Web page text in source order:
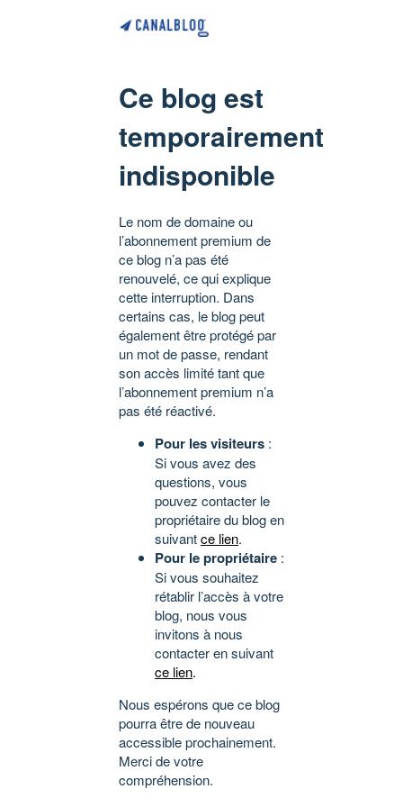
Ce blog est
temporairement
indisponible
Le nom de domaine ou
l’abonnement premium de
ce blog n’a pas été
renouvelé, ce qui explique
cette interruption. Dans
certains cas, le blog peut
également être protégé par
un mot de passe, rendant
son accès limité tant que
l’abonnement premium n’a
pas été réactivé.
Pour les visiteurs :
Si vous avez des
questions, vous
pouvez contacter le
propriétaire du blog en
suivantce lien.
Pour le propriétaire :
Si vous souhaitez
rétablir l’accès à votre
blog, nous vous
invitons à nous
contacter en suivant
ce lien.
Nous espérons que ce blog
pourra être de nouveau
accessible prochainement.
Merci de votre
compréhension.